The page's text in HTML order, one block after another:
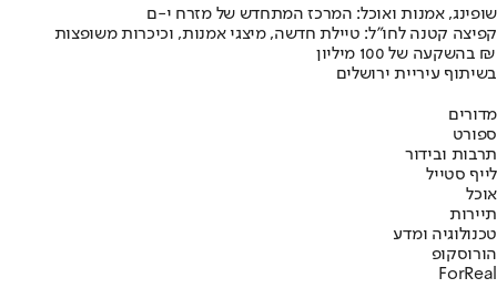
שופינג, אמנות ואוכל: המרכז המתחדש של מזרח י-ם
קפיצה קטנה לחו"ל: טיילת חדשה, מיצגי אמנות, וכיכרות משופצות
בהשקעה של 100 מיליון ₪
בשיתוף עיריית ירושלים
מדורים
ספורט
תרבות ובידור
לייף סטייל
אוכל
תיירות
טכנולוגיה ומדע
הורוסקופ
ForReal